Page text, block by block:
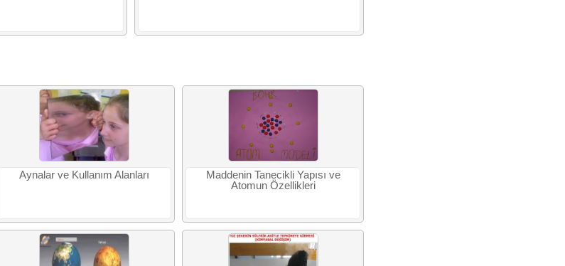
Aynalar ve Kullanım Alanları
Maddenin Tanecikli Yapısı ve
Atomun Özellikleri